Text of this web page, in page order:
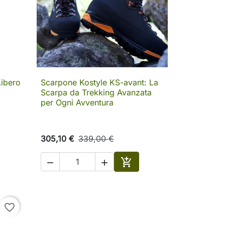
 Anteprima
Scarpone Kostyle KS-avant: La
Scarpa da Trekking Avanzata
per Ogni Avventura
305,10 € 339,00 €
  
Aggiungi al carrello
favorite_border